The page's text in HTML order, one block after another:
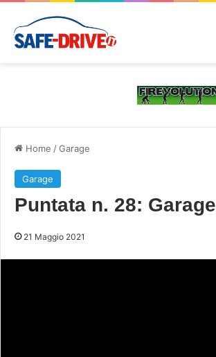
Home /Garage
Garage
Puntata n. 28: Garage
21 Maggio 2021